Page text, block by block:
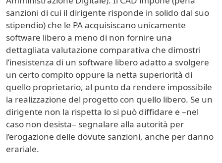
sanzioni di cui il dirigente risponde in solido dal suo
stipendio) che le PA acquisiscano unicamente
software libero a meno di non fornire una
dettagliata valutazione comparativa che dimostri
l’inesistenza di un software libero adatto a svolgere
un certo compito oppure la netta superiorità di
quello proprietario, al punto da rendere impossibile
la realizzazione del progetto con quello libero. Se un
dirigente non la rispetta lo si può diffidare e –nel
caso non desista– segnalare alla autorità per
l’erogazione delle dovute sanzioni, anche per danno
erariale.